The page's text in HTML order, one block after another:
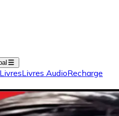
LivresLivres AudioRecharge